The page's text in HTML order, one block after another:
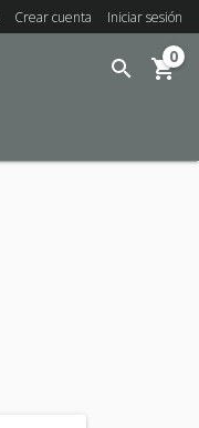
Crear cuenta Iniciar sesión
0